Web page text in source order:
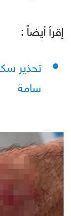
إقرأ أيضاً :
سامة